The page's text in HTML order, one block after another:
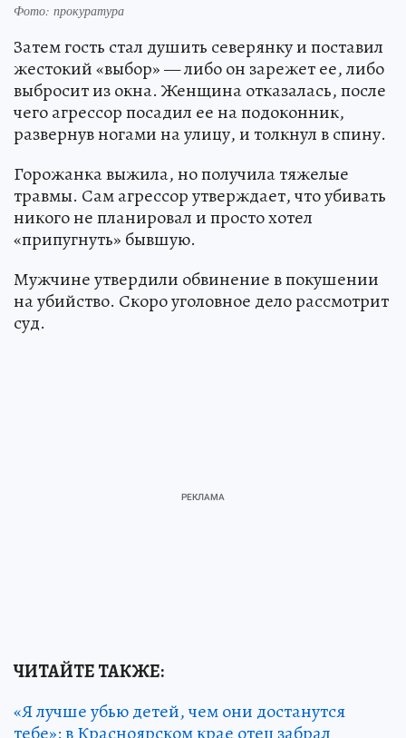
Фото: прокуратура
Затем гость стал душить северянку и поставил
жестокий «выбор» — либо он зарежет ее, либо
выбросит из окна. Женщина отказалась, после
чего агрессор посадил ее на подоконник,
развернув ногами на улицу, и толкнул в спину.
Горожанка выжила, но получила тяжелые
травмы. Сам агрессор утверждает, что убивать
никого не планировал и просто хотел
«припугнуть» бывшую.
Мужчине утвердили обвинение в покушении
на убийство. Скоро уголовное дело рассмотрит
суд.
ЧИТАЙТЕ ТАКЖЕ:
«Я лучше убью детей, чем они достанутся
тебе»: в Красноярском крае отец забрал